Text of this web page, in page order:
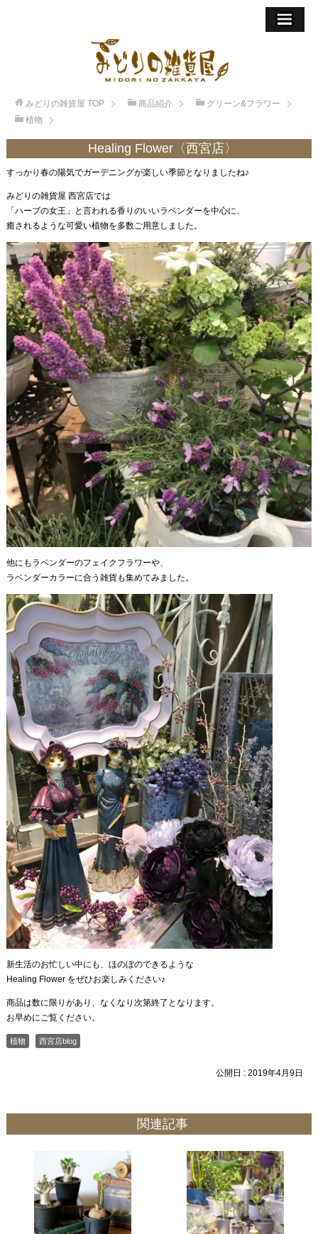
みどりの雑貨屋 TOP 商品紹介
グリーン&フラワー
植物
Healing Flower〈西宮店〉
すっかり春の陽気でガーデニングが楽しい季節となりましたね♪
みどりの雑貨屋 西宮店では
「ハーブの女王」と言われる香りのいいラベンダーを中心に、
癒されるような可愛い植物を多数ご用意しました。
他にもラベンダーのフェイクフラワーや、
ラベンダーカラーに合う雑貨も集めてみました。
新生活のお忙しい中にも、ほのぼのできるような
Healing Flower をぜひお楽しみください♪
商品は数に限りがあり、なくなり次第終了となります。
お早めにご覧ください。
植物 西宮店blog
公開日 :2019年4月9日
関連記事